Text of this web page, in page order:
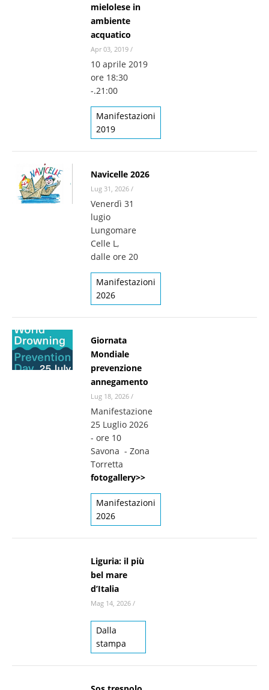
mielolese in
ambiente
acquatico
Apr 03, 2019 /
10 aprile 2019
ore 18:30
-.21:00
Manifestazioni
2019
Navicelle 2026
Lug 31, 2026 /
Venerdì 31
lugio
Lungomare
Celle L,
dalle ore 20
Manifestazioni
2026
Giornata
Mondiale
prevenzione
annegamento
Lug 18, 2026 /
Manifestazione
25 Luglio 2026
- ore 10
Savona - Zona
Torretta
fotogallery>>
Manifestazioni
2026
Liguria: il più
bel mare
d’Italia
Mag 14, 2026 /
Dalla
stampa